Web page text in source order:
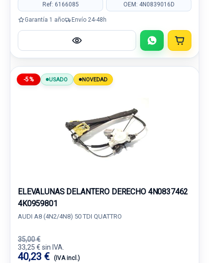
Ref: 6166085 OEM: 4N0839016D
Garantía 1 año Envío 24-48h
-5% USADO NOVEDAD
ELEVALUNAS DELANTERO DERECHO 4N0837462
4K0959801
AUDI A8 (4N2/4N8) 50 TDI QUATTRO
35,00 €
33,25 € sin IVA.
40,23 € (IVA incl.)